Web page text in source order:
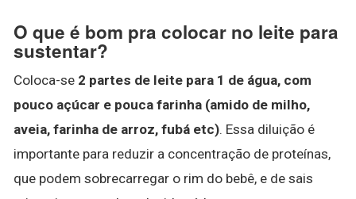
O que é bom pra colocar no leite para
sustentar?
Coloca-se 2 partes de leite para 1 de água, com
pouco açúcar e pouca farinha (amido de milho,
aveia, farinha de arroz, fubá etc). Essa diluição é
importante para reduzir a concentração de proteínas,
que podem sobrecarregar o rim do bebê, e de sais